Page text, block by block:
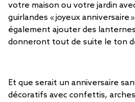
votre maison ou votre jardin
guirlandes « joyeux anniversaire
également ajouter des
donneront tout de suite le ton
Et que serait un anniversaire
décoratifs avec confettis,